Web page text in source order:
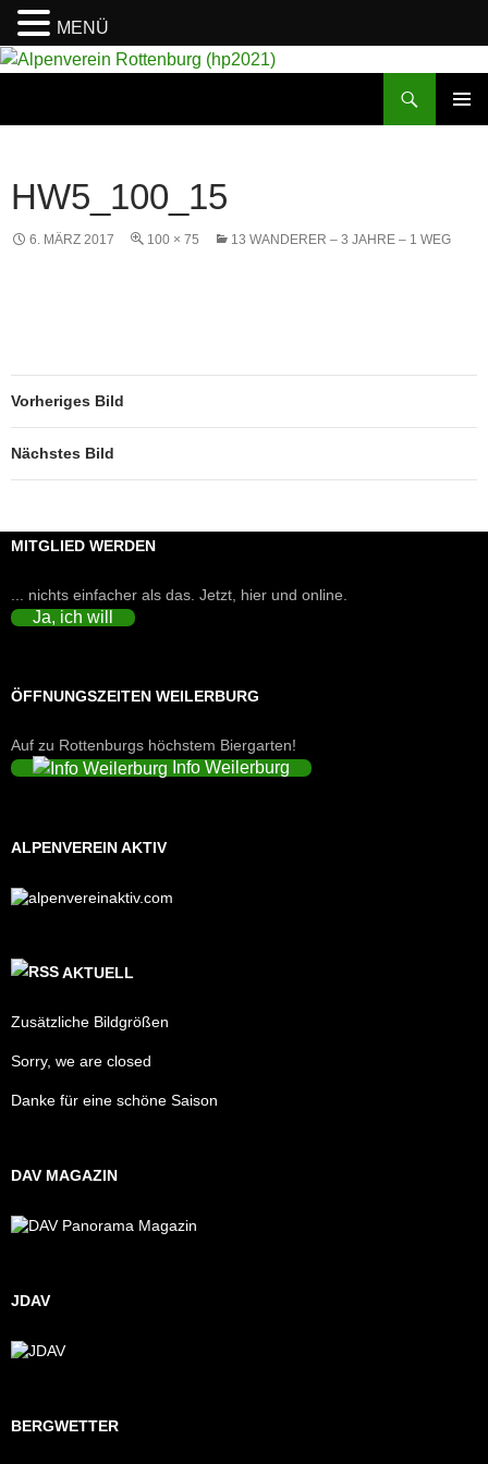
HW5_100_15
6. MÄRZ 2017 100 × 75 13 WANDERER – 3 JAHRE – 1 WEG
Vorheriges Bild
Nächstes Bild
MITGLIED WERDEN
... nichts einfacher als das. Jetzt, hier und online.
Ja, ich will
ÖFFNUNGSZEITEN WEILERBURG
Auf zu Rottenburgs höchstem Biergarten!
Info Weilerburg
ALPENVEREIN AKTIV
AKTUELL
Zusätzliche Bildgrößen
Sorry, we are closed
Danke für eine schöne Saison
DAV MAGAZIN
JDAV
BERGWETTER
MENÜ